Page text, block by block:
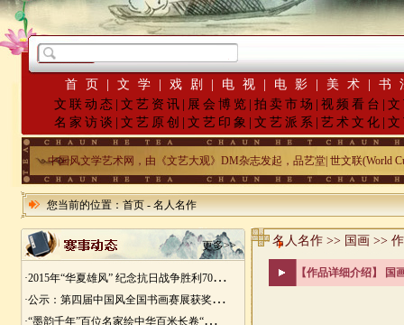
首页 |文学 |戏剧 电视 电影 美术 |书
文联动态 |文艺资讯 展会博览 |拍卖市场 |视频看台 |
名家访谈
|文艺原创 |文艺印象 |文艺派系 |艺术文化 |
中国风文学艺术网，由《文艺大观》DM杂志发起，品艺堂| 世文联(World
您当前的位置：首页-名人名作
更多>>
·
2015年“华夏雄风” 纪念抗日战争胜利70周年书画展征稿
·
公示：第四届中国风全国书画赛展获奖入展名单
·
“墨韵千年”百位名家绘中华百米长卷“华夏五千年锦绣山河图”创作
名人名作 >> 国画 >>